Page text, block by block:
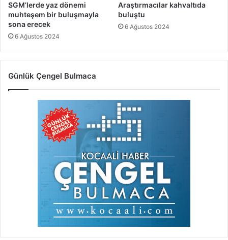
SGM’lerde yaz dönemi
muhteşem bir buluşmayla
sona erecek
6 Ağustos 2024
Araştırmacılar kahvaltıda
buluştu
6 Ağustos 2024
Günlük Çengel Bulmaca